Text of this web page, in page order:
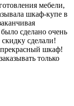
мебели,
шкаф-купе в
сделано очень
сделали!
прекрасный шкаф!
только